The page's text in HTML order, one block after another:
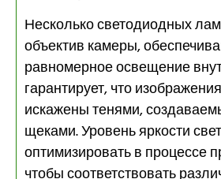
Несколько светодиодных
объектив камеры,
равномерное освещение
гарантирует, что
искажены тенями,
щеками. Уровень яркости
оптимизировать в процессе